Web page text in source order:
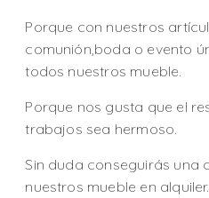
Porque con nuestros
comunión,boda o evento
todos nuestros mueble.
Porque nos gusta que el
trabajos sea hermoso.
Sin duda conseguirás una
nuestros mueble en